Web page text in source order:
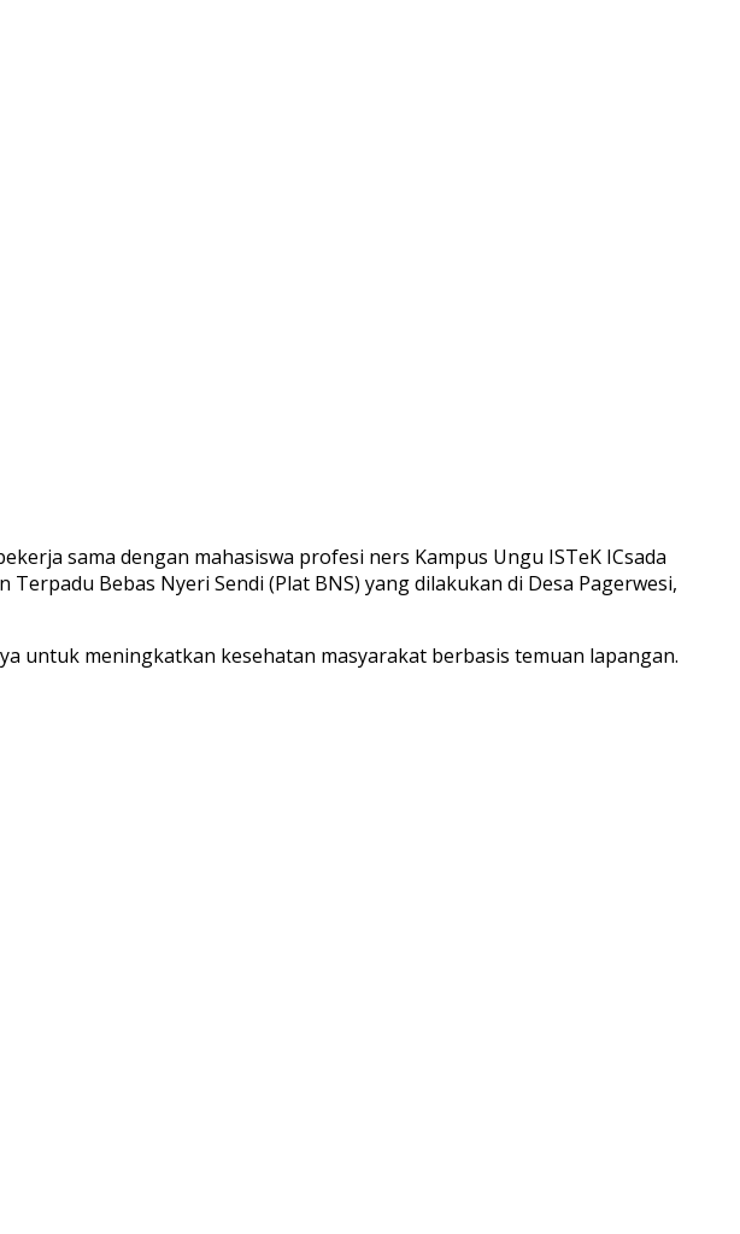
sama dengan mahasiswa profesi ners Kampus Ungu ISTeK ICsada
Bebas Nyeri Sendi (Plat BNS) yang dilakukan di Desa Pagerwesi,
untuk meningkatkan kesehatan masyarakat berbasis temuan lapangan.